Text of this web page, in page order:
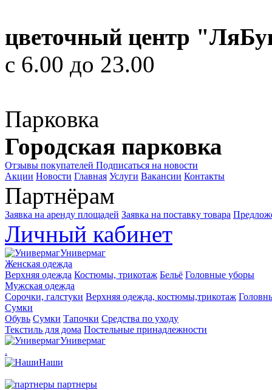
цветочный центр
с 6.00 до 23.00
Парковка
Городская парковка
Отзывы покупателей Подписаться на новости
Акции Новости Главная Услуги Вакансии Контакты
Партнёрам
Заявка на аренду площадей Заявка на поставку товара
Личный кабинет
Универмаг
Женская одежда
Верхняя одежда Костюмы, трикотаж Бельё Головные уборы
Мужская одежда
Сорочки, галстуки Верхняя одежда, костюмы,трикотаж
Сумки
Обувь Сумки Тапочки Средства по уходу
Текстиль для дома Постельные принадлежности
Универмаг
.
Наши
партнеры